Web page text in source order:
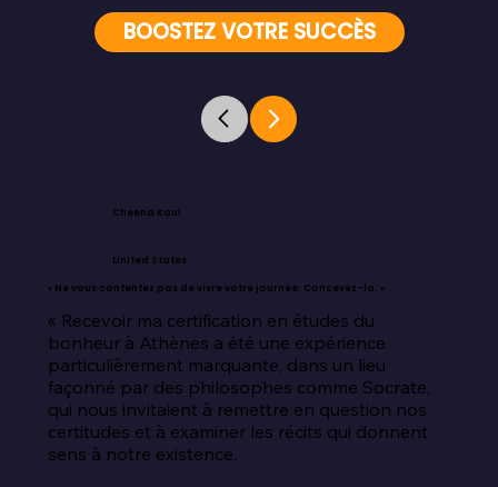
BOOSTEZ VOTRE SUCCÈS
Cheena Kaul
United States
« Ne vous contentez pas de vivre votre journée. Concevez-la. »
« Recevoir ma certification en études du
bonheur à Athènes a été une expérience
particulièrement marquante, dans un lieu
façonné par des philosophes comme Socrate,
qui nous invitaient à remettre en question nos
certitudes et à examiner les récits qui donnent
sens à notre existence.